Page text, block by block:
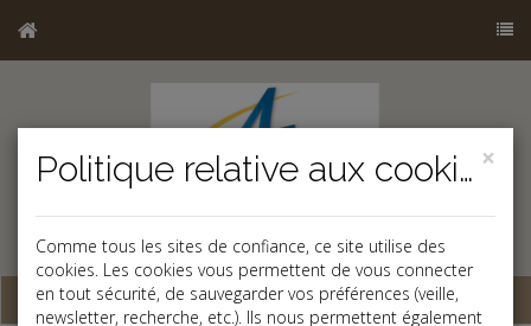
Base documentaire
×
Politique relative aux cookies
Comme tous les sites de confiance, ce site utilise des
cookies. Les cookies vous permettent de vous connecter
en tout sécurité, de sauvegarder vos préférences (veille,
newsletter, recherche, etc.). Ils nous permettent également